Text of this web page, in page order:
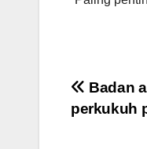
Post
Badan
perkukuh